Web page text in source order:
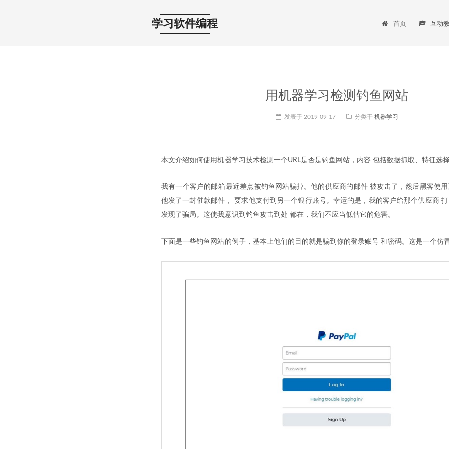
学习软件编程 首页 互动
用机器学习检测钓鱼网站
发表于 2019-09-17 分类于 机器学习
本文介绍如何使用机器学习技术检测一个URL是否是钓鱼网站，内容 包括数据抓取、特征选
我有一个客户的邮箱最近差点被钓鱼网站骗掉。他的供应商的邮件 被攻击了，然后黑客使
他发了一封催款邮件， 要求他支付到另一个银行账号。幸运的是，我的客户给那个供应商
发现了骗局。这使我意识到钓鱼攻击到处 都在，我们不应当低估它的危害。
下面是一些钓鱼网站的例子，基本上他们的目的就是骗到你的登录账号 和密码。这是一个仿